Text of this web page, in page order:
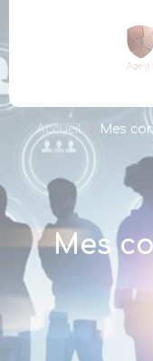
Accueil Mes
Mes